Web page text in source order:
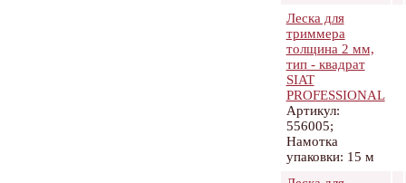
Леска для
триммера
толщина 2 мм,
тип - квадрат
SIAT
PROFESSIONAL
Артикул:
556005;
Намотка
упаковки: 15 м